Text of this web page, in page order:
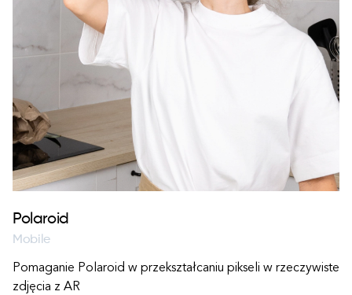
Polaroid
Mobile
Pomaganie Polaroid w przekształcaniu pikseli w rzeczywiste
zdjęcia z AR